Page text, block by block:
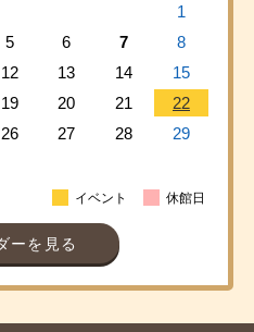
1
5 6 7
8
12 13 14
15
19 20 21
22
26 27 28
29
休館日
イベント
ーを見る